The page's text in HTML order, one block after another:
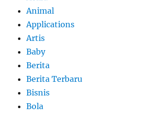
Animal
Applications
Artis
Baby
Berita
Berita Terbaru
Bisnis
Bola